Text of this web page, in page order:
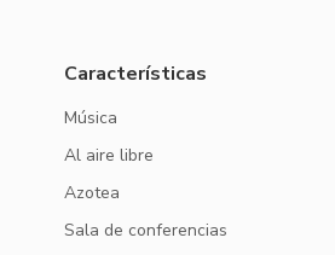
Características
Música
Al aire libre
Azotea
Sala de conferencias